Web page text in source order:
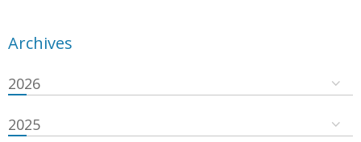
Archives
2026
2025